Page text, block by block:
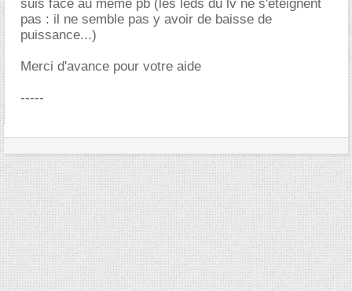
suis face au même pb (les leds du lv ne s'éteignent
pas : il ne semble pas y avoir de baisse de
puissance...)
Merci d'avance pour votre aide
-----